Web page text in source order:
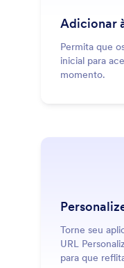
Adicionar
Permita que
inicial para
momento.
Torne seu
URL
para que